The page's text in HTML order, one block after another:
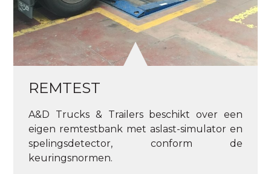
REMTEST
A&D Trucks & Trailers beschikt over een
eigen remtestbank met aslast-simulator en
spelingsdetector, conform de
keuringsnormen.